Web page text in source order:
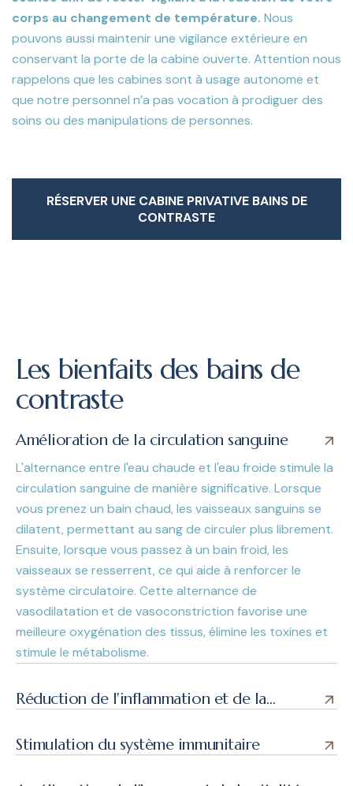
corps au changement de température. Nous
pouvons aussi maintenir une vigilance extérieure en
conservant la porte de la cabine ouverte. Attention nous
rappelons que les cabines sont à usage autonome et
que notre personnel n’a pas vocation à prodiguer des
soins ou des manipulations de personnes.
RÉSERVER UNE CABINE PRIVATIVE BAINS DE
CONTRASTE
RÉSERVER UNE CABINE PRIVATIVE BAINS DE
Les bienfaits des bains de
contraste
Amélioration de la circulation sanguine
L'alternance entre l'eau chaude et l'eau froide stimule la
circulation sanguine de manière significative. Lorsque
vous prenez un bain chaud, les vaisseaux sanguins se
dilatent, permettant au sang de circuler plus librement.
Ensuite, lorsque vous passez à un bain froid, les
vaisseaux se resserrent, ce qui aide à renforcer le
système circulatoire. Cette alternance de
vasodilatation et de vasoconstriction favorise une
meilleure oxygénation des tissus, élimine les toxines et
stimule le métabolisme.
Réduction de l'inflammation et de la
Stimulation du système immunitaire